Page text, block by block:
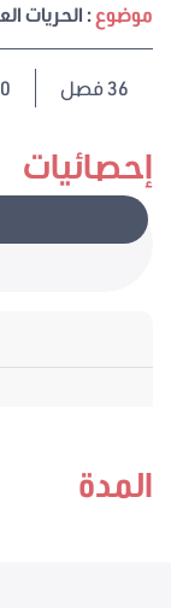
إحصائيات
موضوع: الحريات
36فصل 0 نشريات
المدة